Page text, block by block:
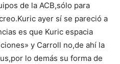
de la ACB,sólo para
ayer sí se pareció a
es que Kuric espacia
y Carroll no,de ahí la
lo demás su forma de